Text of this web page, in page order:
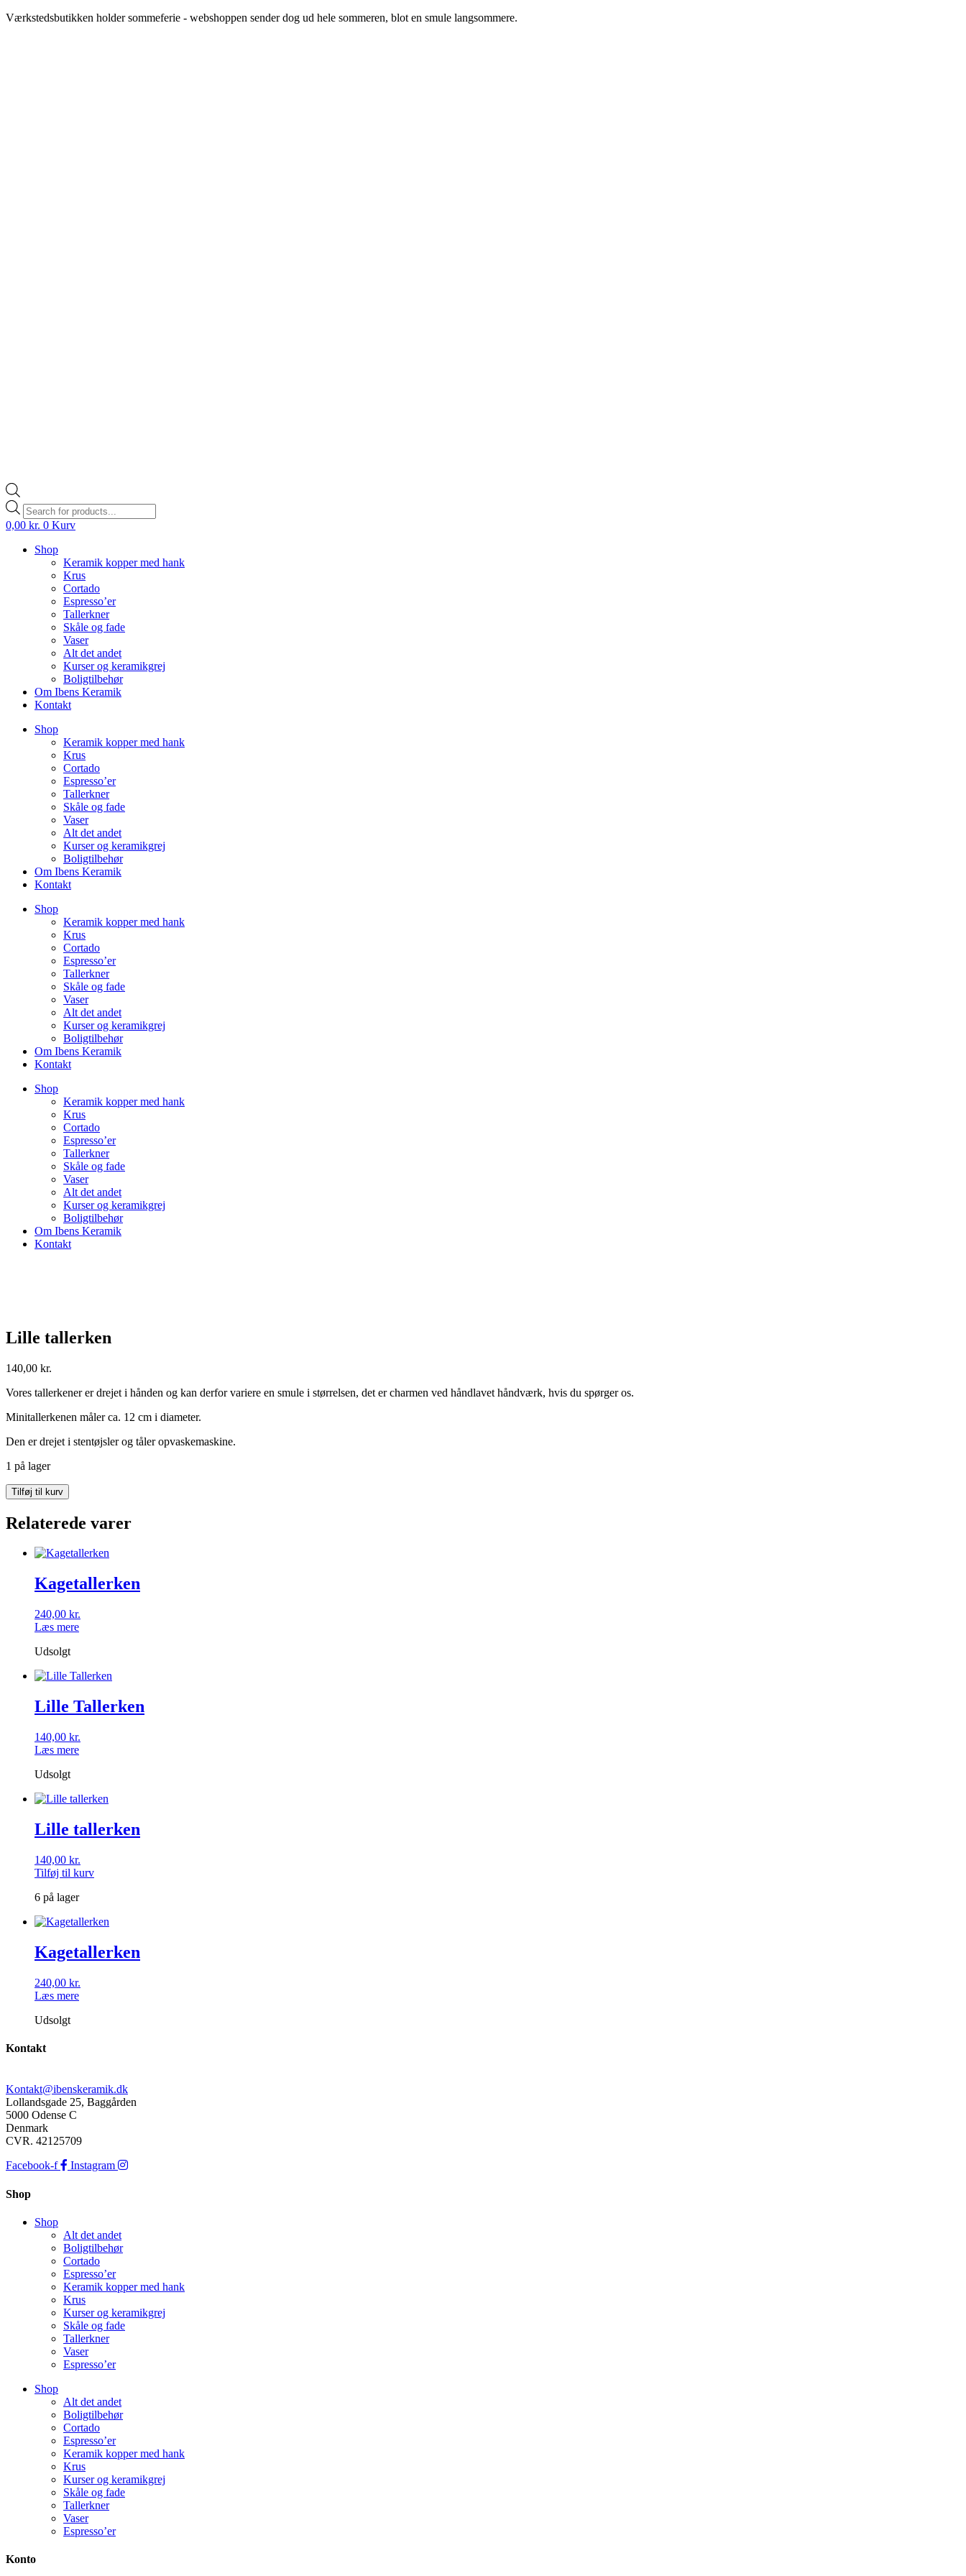
Videre
Værkstedsbutikken holder sommeferie - webshoppen sender dog ud hele sommeren, blot en smule langsommere.
Products
search
0,00 kr. 0 Kurv
Shop
Keramik kopper med hank
Krus
Cortado
Espresso’er
Tallerkner
Skåle og fade
Vaser
Alt det andet
Kurser og keramikgrej
Boligtilbehør
Om Ibens Keramik
Kontakt
Shop
Keramik kopper med hank
Krus
Cortado
Espresso’er
Tallerkner
Skåle og fade
Vaser
Alt det andet
Kurser og keramikgrej
Boligtilbehør
Om Ibens Keramik
Kontakt
Shop
Keramik kopper med hank
Krus
Cortado
Espresso’er
Tallerkner
Skåle og fade
Vaser
Alt det andet
Kurser og keramikgrej
Boligtilbehør
Om Ibens Keramik
Kontakt
Shop
Keramik kopper med hank
Krus
Cortado
Espresso’er
Tallerkner
Skåle og fade
Vaser
Alt det andet
Kurser og keramikgrej
Boligtilbehør
Om Ibens Keramik
Kontakt
Lille tallerken
140,00 kr.
Vores tallerkener er drejet i hånden og kan derfor variere en smule i størrelsen, det er charmen ved håndlavet håndværk, hvis du spørger os.
Minitallerkenen måler ca. 12 cm i diameter.
Den er drejet i stentøjsler og tåler opvaskemaskine.
1 på lager
Lille
tallerken
antal
Tilføj til kurv
Relaterede varer
Kagetallerken
240,00 kr.
Læs mere
Udsolgt
Lille Tallerken
140,00 kr.
Læs mere
Udsolgt
Lille tallerken
140,00 kr.
Tilføj til kurv
6 på lager
Kagetallerken
240,00 kr.
Læs mere
Udsolgt
Kontakt
Kontakt@ibenskeramik.dk
Lollandsgade 25, Baggården
5000 Odense C
Denmark
CVR. 42125709
Facebook-f
Instagram
Shop
Shop
Alt det andet
Boligtilbehør
Cortado
Espresso’er
Keramik kopper med hank
Krus
Kurser og keramikgrej
Skåle og fade
Tallerkner
Vaser
Espresso’er
Shop
Alt det andet
Boligtilbehør
Cortado
Espresso’er
Keramik kopper med hank
Krus
Kurser og keramikgrej
Skåle og fade
Tallerkner
Vaser
Espresso’er
Konto